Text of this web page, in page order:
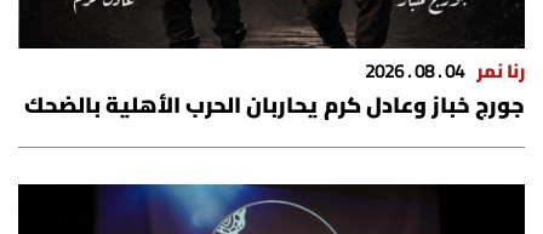
رنا نمر 04 . 08 . 2026
جورج خباز وعادل كرم يحاربان الحرب الأهلية بالضحك